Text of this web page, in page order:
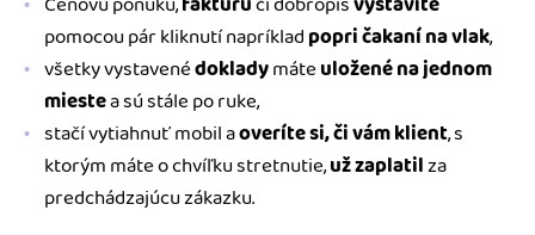
pomocou pár kliknutí napríkladpopri čakaní na vlak,
všetky vystavenédokladymáteuložené na jednom
miestea sú stále po ruke,
stačí vytiahnuť mobil aoveríte si, či vám klient, s
ktorým máte o chvíľku stretnutie,už zaplatilza
predchádzajúcu zákazku.